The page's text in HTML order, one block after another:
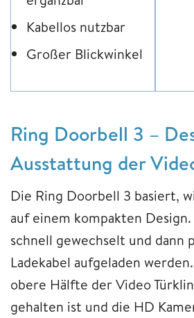
Kabellos nutzbar
Großer Blickwinkel
Ring Doorbell 3 –
Ausstattung der
Die Ring Doorbell 3 basiert,
auf einem kompakten
schnell gewechselt und dann
Ladekabel aufgeladen
obere Hälfte der Video
gehalten ist und die HD